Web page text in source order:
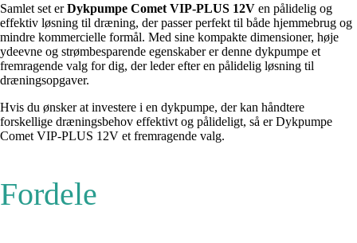
Samlet set erDykpumpe Comet VIP-PLUS 12V en pålidelig og
effektiv løsning til dræning, der passer perfekt til både hjemmebrug og
mindre kommercielle formål. Med sine kompakte dimensioner, høje
ydeevne og strømbesparende egenskaber er denne dykpumpe et
fremragende valg for dig, der leder efter en pålidelig løsning til
dræningsopgaver.
Hvis du ønsker at investere i en dykpumpe, der kan håndtere
forskellige dræningsbehov effektivt og pålideligt, så er Dykpumpe
Comet VIP-PLUS 12V et fremragende valg.
Fordele